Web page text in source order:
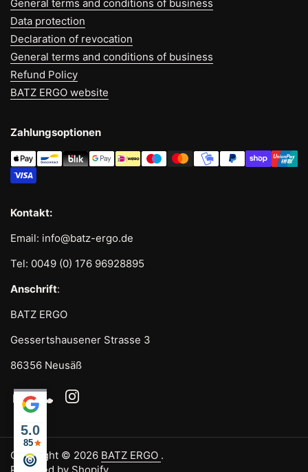
General terms and conditions of business
Data protection
Declaration of revocation
General terms and conditions of business
Refund Policy
BATZ ERGO website
Zahlungsoptionen
Kontakt:
Email: info@batz-ergo.de
Tel: 0049 (0) 176 96928895
Anschrift:
BATZ ERGO
Gessertshausener Strasse 3
86356 Neusäß
Email PhoneInstagram
Copyright © 2026 BATZ ERGO .
5.0
85